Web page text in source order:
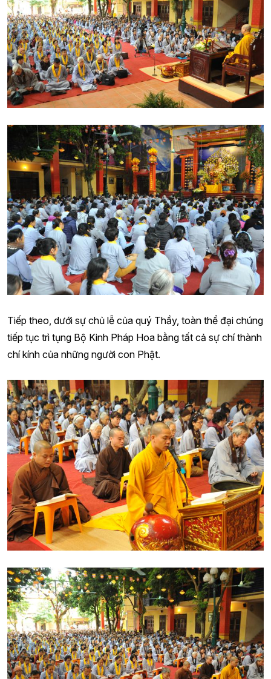
Tiếp theo, dưới sự chủ lễ của quý Thầy, toàn thể đại chúng
tiếp tục trì tụng Bộ Kinh Pháp Hoa bằng tất cả sự chí thành
chí kính của những người con Phật.